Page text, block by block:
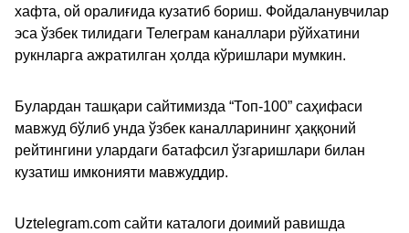
хафта, ой оралиғида кузатиб бориш. Фойдаланувчилар
эса ўзбек тилидаги Телеграм каналлари рўйхатини
рукнларга ажратилган ҳолда кўришлари мумкин.
Булардан ташқари сайтимизда “Топ-100” саҳифаси
мавжуд бўлиб унда ўзбек каналларининг ҳаққоний
рейтингини улардаги батафсил ўзгаришлари билан
кузатиш имконияти мавжуддир.
Uztelegram.com сайти каталоги доимий равишда